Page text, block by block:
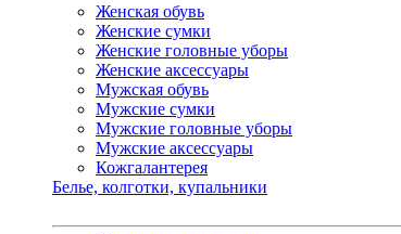
Женская обувь
Женские сумки
Женские головные уборы
Женские аксессуары
Мужская обувь
Мужские сумки
Мужские головные уборы
Мужские аксессуары
Кожгалантерея
Белье, колготки, купальники